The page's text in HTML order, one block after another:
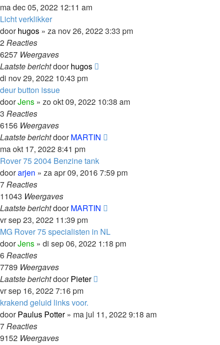
ma dec 05, 2022 12:11 am
Licht verklikker
doorhugos » za nov 26, 2022 3:33 pm
2Reacties
6257 Weergaves
Laatste berichtdoorhugos
di nov 29, 2022 10:43 pm
deur button issue
doorJens » zo okt 09, 2022 10:38 am
3 Reacties
6156 Weergaves
Laatste berichtdoorMARTIN
ma okt 17, 2022 8:41 pm
Rover 75 2004 Benzine tank
doorarjen » za apr 09, 2016 7:59 pm
7Reacties
11043 Weergaves
Laatste berichtdoorMARTIN
vr sep 23, 2022 11:39 pm
MG Rover 75 specialisten in NL
doorJens » di sep 06, 2022 1:18 pm
6Reacties
7789 Weergaves
Laatste berichtdoorPieter
vr sep 16, 2022 7:16 pm
krakend geluid links voor.
doorPaulus Potter» ma jul 11, 2022 9:18 am
7Reacties
9152 Weergaves